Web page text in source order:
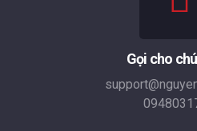
Gọi cho